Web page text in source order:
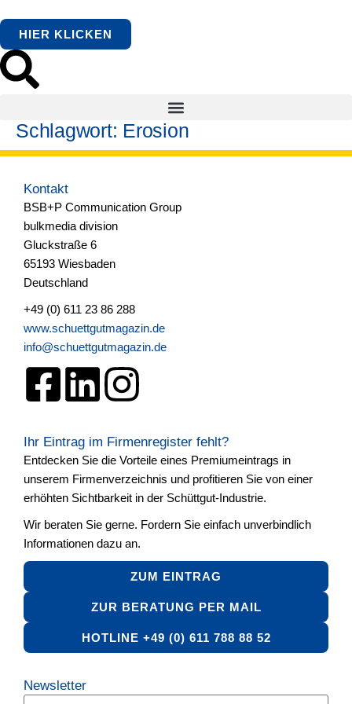
springen
HIER KLICKEN
Schlagwort: Erosion
Kontakt
BSB+P Communication Group
bulkmedia division
Gluckstraße 6
65193 Wiesbaden
Deutschland
+49 (0) 611 23 86 288
www.schuettgutmagazin.de
info@schuettgutmagazin.de
Ihr Eintrag im Firmenregister fehlt?
Entdecken Sie die Vorteile eines Premiumeintrags in
unserem Firmenverzeichnis und profitieren Sie von einer
erhöhten Sichtbarkeit in der Schüttgut-Industrie.
Wir beraten Sie gerne. Fordern Sie einfach unverbindlich
Informationen dazu an.
ZUM EINTRAG
ZUR BERATUNG PER MAIL
HOTLINE +49 (0) 611 788 88 52
Newsletter